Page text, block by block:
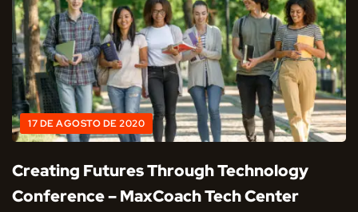
17 DE AGOSTO DE 2020
Creating Futures Through Technology
Conference – MaxCoach Tech Center